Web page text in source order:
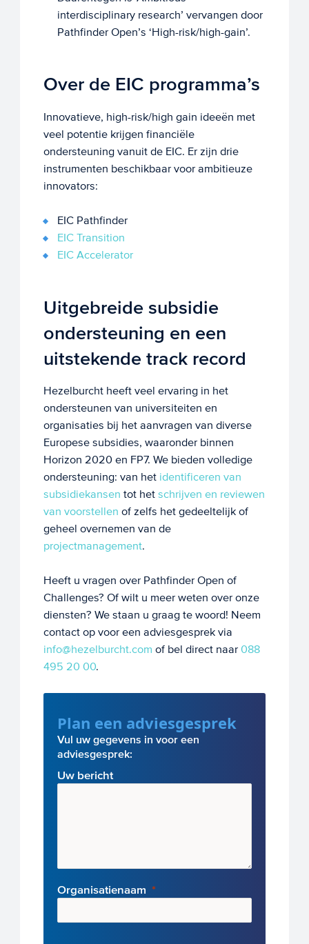
interdisciplinary research’ vervangen door
Pathfinder Open’s ‘High-risk/high-gain’.
Over de EIC programma’s
Innovatieve, high-risk/high gain ideeën met
veel potentie krijgen financiële
ondersteuning vanuit de EIC. Er zijn drie
instrumenten beschikbaar voor ambitieuze
innovators:
EIC Pathfinder
EIC Transition
EIC Accelerator
Uitgebreide subsidie
ondersteuning en een
uitstekende track record
Hezelburcht heeft veel ervaring in het
ondersteunen van universiteiten en
organisaties bij het aanvragen van diverse
Europese subsidies, waaronder binnen
Horizon 2020 en FP7. We bieden volledige
ondersteuning: van het identificeren van
subsidiekansen tot het schrijven en reviewen
van voorstellen of zelfs het gedeeltelijk of
geheel overnemen van de
projectmanagement.
Heeft u vragen over Pathfinder Open of
Challenges? Of wilt u meer weten over onze
diensten? We staan u graag te woord! Neem
contact op voor een adviesgesprek via
info@hezelburcht.com of bel direct naar 088
495 20 00.
Plan een adviesgesprek
Vul uw gegevens in voor een
adviesgesprek:
Uw bericht
Organisatienaam